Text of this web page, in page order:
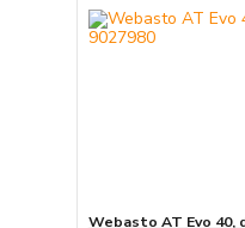
Webasto AT Evo 40,